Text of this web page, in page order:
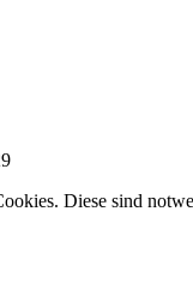
Diese sind